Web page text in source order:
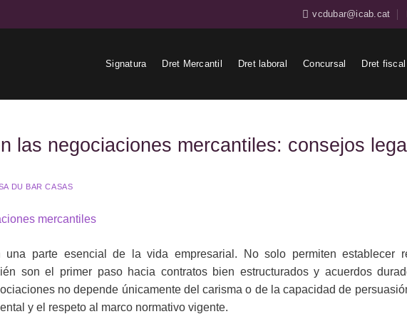
vcdubar@icab.cat
Signatura Dret Mercantil Dret laboral Concursal Dret fiscal
las negociaciones mercantiles: consejos
DU BAR CASAS
una parte esencial de la vida empresarial. No solo permiten establecer
son el primer paso hacia contratos bien estructurados y acuerdos
no depende únicamente del carisma o de la capacidad de
y el respeto al marco normativo vigente.